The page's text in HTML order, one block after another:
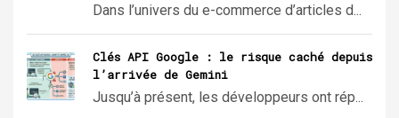
Dans l’univers du e-commerce d’articles d...
Clés API Google : le risque caché depuis
l’arrivée de Gemini
Jusqu’à présent, les développeurs ont rép...